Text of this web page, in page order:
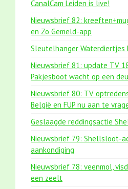
CanalCam Leiden is live!
Nieuwsbrief 82:
en Zo Gemeld-app
Sleutelhanger Waterdiertjes
Nieuwsbrief 81: update TV
Pakjesboot wacht op een
Nieuwsbrief 80: TV
België en FUP nu aan te
Geslaagde reddingsactie
Nieuwsbrief 79: Shellsloot-
aankondiging
Nieuwsbrief 78: veenmol,
een zeelt